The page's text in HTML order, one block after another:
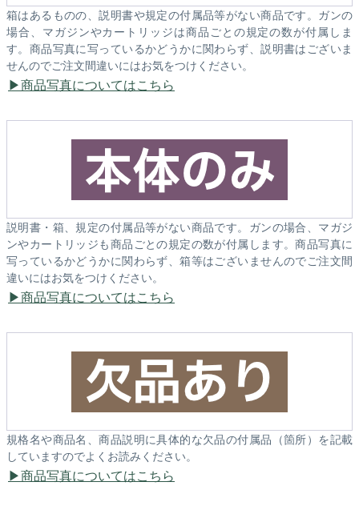
箱はあるものの、説明書や規定の付属品等がない商品です。ガンの
場合、マガジンやカートリッジは商品ごとの規定の数が付属しま
す。商品写真に写っているかどうかに関わらず、説明書はございま
せんのでご注文間違いにはお気をつけください。
商品写真についてはこちら
説明書・箱、規定の付属品等がない商品です。ガンの場合、マガジ
ンやカートリッジも商品ごとの規定の数が付属します。商品写真に
写っているかどうかに関わらず、箱等はございませんのでご注文間
違いにはお気をつけください。
商品写真についてはこちら
規格名や商品名、商品説明に具体的な欠品の付属品（箇所）を記載
していますのでよくお読みください。
商品写真についてはこちら